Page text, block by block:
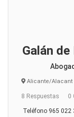
Galán
Alicante/Alacant
8 Respuestas 0
Teléfono 965 022